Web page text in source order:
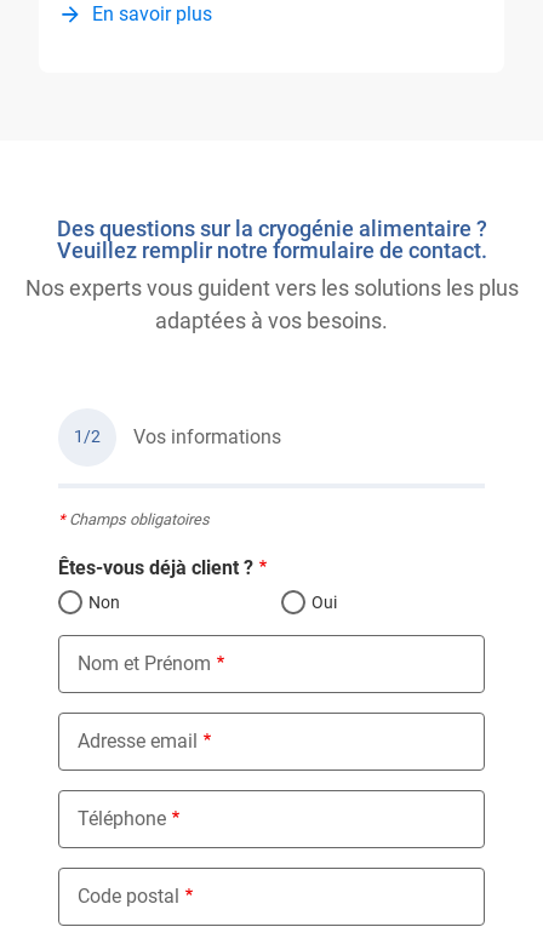
En savoir plus
Des questions sur la cryogénie alimentaire ?
Veuillez remplir notre formulaire de contact.
Nos experts vous guident vers les solutions les plus
adaptées à vos besoins.
1/2 Vos informations
*Champs obligatoires
Êtes-vous déjà client ?
Non Oui
Nom et Prénom
Adresse email
Téléphone
Code postal